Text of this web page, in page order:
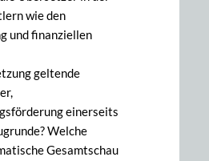
wie den
und finanziellen
geltende
einerseits
Welche
Gesamtschau